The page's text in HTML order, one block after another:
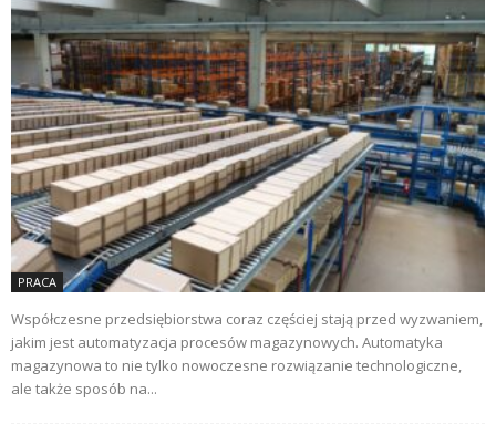
PRACA
Współczesne przedsiębiorstwa coraz częściej stają przed wyzwaniem,
jakim jest automatyzacja procesów magazynowych. Automatyka
magazynowa to nie tylko nowoczesne rozwiązanie technologiczne,
ale także sposób na...